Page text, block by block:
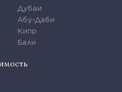
Дубаи
Абу-Даби
Кипр
Бали